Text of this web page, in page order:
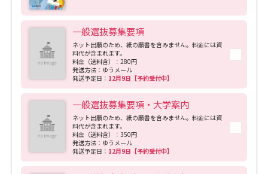
きる人材育成を目指した「地域協働」による教育を実施する。 ２．研究 地域の活
性化を目指した人間社会、海洋、環境、生命を研究の中心におくとともに、大規模
災害に備える防災科学を研究目標に掲げる。 また、黒潮圏諸国をはじめとした学
内外の研究者間交流を一層促進し、異分野融合研究を推進する。 ３．地域連携とグ
ローバル化 地域課題を組織的かつ機動的に解決するために、域学連携教育研究体
制を強化することで、人材育成、科学の発展、技術開発及び産業の活性化に資す
る。これにより、地域に欠くことのできない大学として、地域の振興と地域社会の
健全な維持・発展に貢献する。 また、アジア・大洋州等の開発途上国とのつなが
りを重視し、高知県における地域資源の特徴を生かした国際協力を推進するととも
に、それらを教育・研究の場として活用し、実践的で国際的な教育研究による国際
貢献を図る。 もって、地域で得られた成果を世界に発信すると同時に、世界の動
きを地域に反映させる「グローカル教育・研究」を展開することをグローバル化の
基盤に据える。
一般選抜募集要項
ネット出願のため、紙の願書を含みません。料金には資
料代が含まれます。
料金（送料含）：280円
発送方法：ゆうメール
発送予定日： 12月9日【予約受付中】
一般選抜募集要項・大学案内
ネット出願のため、紙の願書を含みません。料金には資
料代が含まれます。
料金（送料含）：350円
発送方法：ゆうメール
発送予定日： 12月9日【予約受付中】